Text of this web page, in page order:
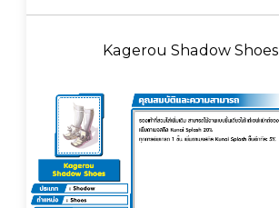
Kagerou Shadow Shoes